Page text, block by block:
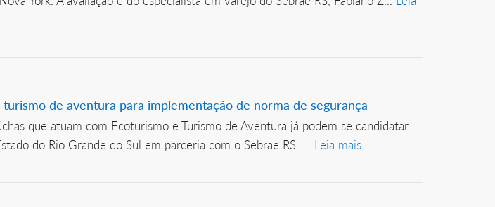
de aventura para implementação de norma de segurança
que atuam com Ecoturismo e Turismo de Aventura já podem se candidatar
do Rio Grande do Sul em parceria com o Sebrae RS. ... Leia mais